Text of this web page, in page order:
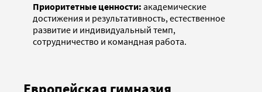
Приоритетные ценности: академические
достижения и результативность, естественное
развитие и индивидуальный темп,
сотрудничество и командная работа.